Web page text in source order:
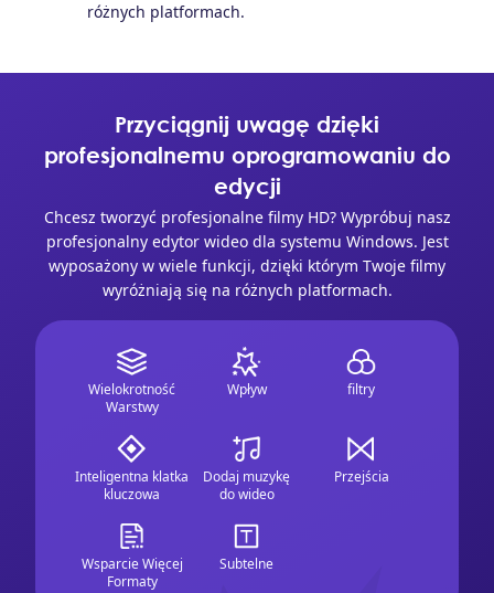
różnych platformach.
Przyciągnij uwagę dzięki
profesjonalnemu oprogramowaniu do
edycji
Chcesz tworzyć profesjonalne filmy HD? Wypróbuj nasz
profesjonalny edytor wideo dla systemu Windows. Jest
wyposażony w wiele funkcji, dzięki którym Twoje filmy
wyróżniają się na różnych platformach.
Wielokrotność
Warstwy
Wpływ filtry
Inteligentna klatka
kluczowa
Dodaj muzykę
do wideo
Przejścia
Wsparcie Więcej
Formaty
Subtelne